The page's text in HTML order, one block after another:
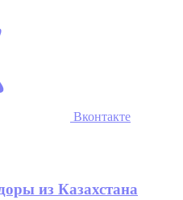
Вконтакте
из Казахстана